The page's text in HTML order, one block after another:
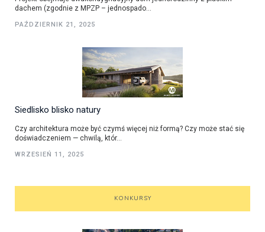
dachem (zgodnie z MPZP – jednospado...
PAŹDZIERNIK 21, 2025
Siedlisko blisko natury
Czy architektura może być czymś więcej niż formą? Czy może stać się
doświadczeniem — chwilą, któr...
WRZESIEŃ 11, 2025
KONKURSY